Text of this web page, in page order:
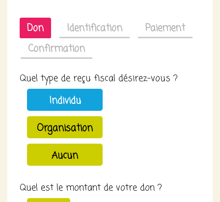
Don Identification
Paiement
Confirmation
Quel type de reçu fiscal désirez-vous ?
Individu
Organisation
Aucun
Quel est le montant de votre don ?